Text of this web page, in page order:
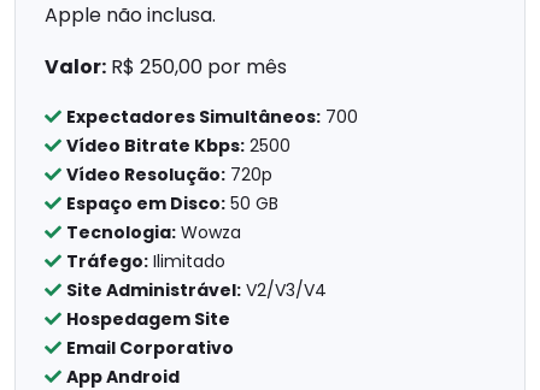
Apple não inclusa.
Valor: R$ 250,00 por mês
Expectadores Simultâneos: 700
Vídeo Bitrate Kbps: 2500
Vídeo Resolução: 720p
Espaço em Disco: 50 GB
Tecnologia: Wowza
Tráfego: Ilimitado
Site Administrável: V2/V3/V4
Hospedagem Site
Email Corporativo
App Android